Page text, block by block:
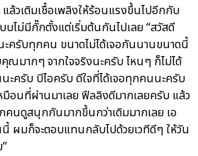
ล้วเติมเชื้อเพลิงให้ร้อนแรงขึ้นไปอีกกับ
บบไม่มีกั๊กตั้งแต่เริ่มต้นกันไปเลย “สวัสดี
ะครับทุกคน ขนาดไม่ได้เจอกันนานขนาดนี้
ณมากๆ จากใจจริงนะครับ ไหนๆ ก็ไม่ได้
ครับ บีไอครับ ดีใจที่ได้เจอทุกคนนะครับ
อนที่ผ่านมาเลย ฟีลลิงดีมากเลยครับ แล้ว
นดูสนุกกันมากขึ้นกว่าเดิมมากเลย เอ
ผมก็จะตอบแทนกลับไปด้วยเวทีดีๆ ให้วัน